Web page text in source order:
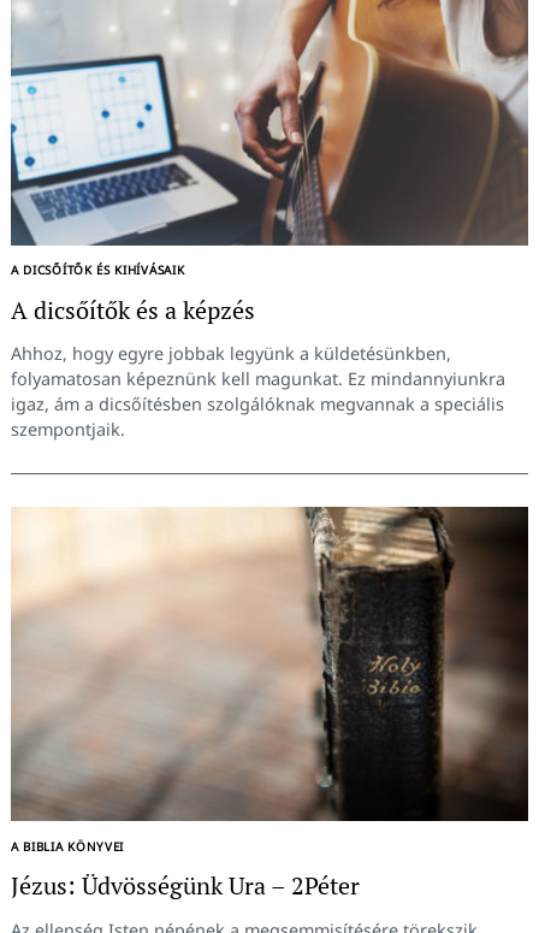
A DICSŐÍTŐK ÉS KIHÍVÁSAIK
A dicsőítők és a képzés
Ahhoz, hogy egyre jobbak legyünk a küldetésünkben,
folyamatosan képeznünk kell magunkat. Ez mindannyiunkra
igaz, ám a dicsőítésben szolgálóknak megvannak a speciális
szempontjaik.
A BIBLIA KÖNYVEI
Jézus: Üdvösségünk Ura – 2Péter